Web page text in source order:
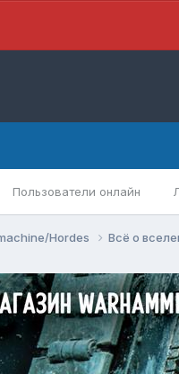
Пользователи онлайн
Hordes Всё о